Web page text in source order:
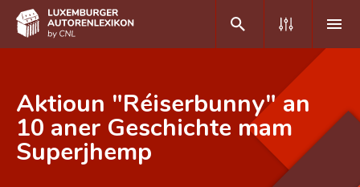
DE FR
Home
Aktioun "Réiserbunny" an
10 aner Geschichte mam
Superjhemp